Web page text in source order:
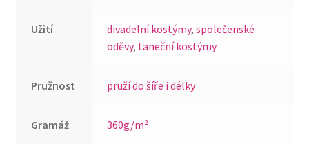
Užití divadelní kostýmy,společenské
oděvy, taneční kostýmy
Pružnost pruží do šíře i délky
Gramáž 360g/m²